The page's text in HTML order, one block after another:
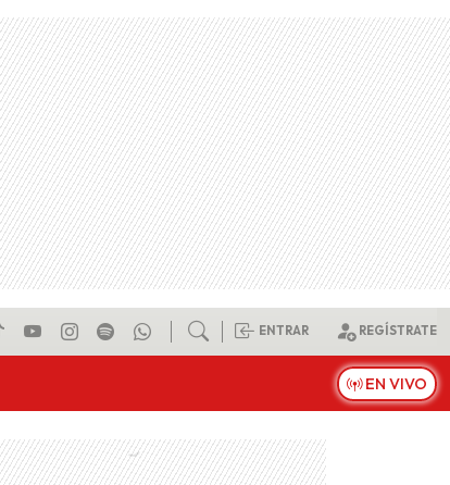
ENTRAR REGÍSTRATE
EN VIVO